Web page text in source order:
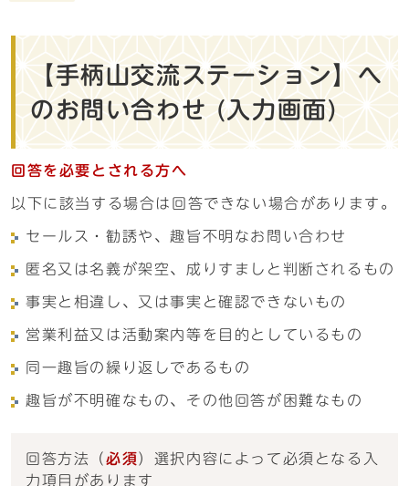
【手柄山交流ステーション】へ
のお問い合わせ (入力画面)
回答を必要とされる方へ
以下に該当する場合は回答できない場合があります。
セールス・勧誘や、趣旨不明なお問い合わせ
匿名又は名義が架空、成りすましと判断されるもの
事実と相違し、又は事実と確認できないもの
営業利益又は活動案内等を目的としているもの
同一趣旨の繰り返しであるもの
趣旨が不明確なもの、その他回答が困難なもの
回答方法 （ 必須 ）選択内容によって必須となる入
力項目があります